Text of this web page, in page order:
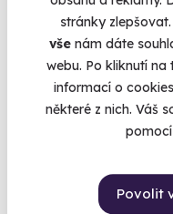
stránky
vše nám dáte
webu. Po kliknutí na
informací o
některé z nich. Váš
Povolit
Zažijte barevnou